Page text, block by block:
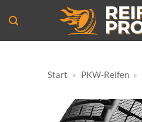
Inhalt
springen
Start » PKW-Reifen »